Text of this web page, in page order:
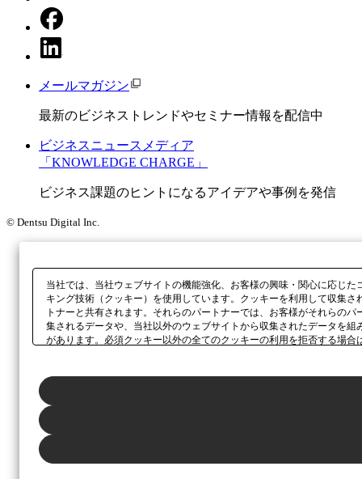
メールマガジン
最新のビジネストレンドやセミナー情報を配信中
ビジネスニュースメディア
「KNOWLEDGE CHARGE」
ビジネス課題のヒントになるアイデアや事例を発信
© Dentsu Digital Inc.
当社では、当社ウェブサイトの機能強化、お客様の興味・関心に応じ
キング技術（クッキー）を使用しています。クッキーを利用して収集
トナーと共有されます。それらのパートナーでは、お客様がそれらの
集されるデータや、当社以外のウェブサイトから収集されたデータを
があります。必須クッキー以外の全てのクッキーの利用を拒否する場